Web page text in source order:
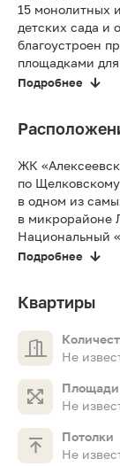
15 монолитных
детских сада и
благоустроен
площадками
Подробнее
ЖК
по
в одном из
в микрорайоне
Национальный
Подробнее
Квартиры
Не
Площади
Не
Потолки
Не